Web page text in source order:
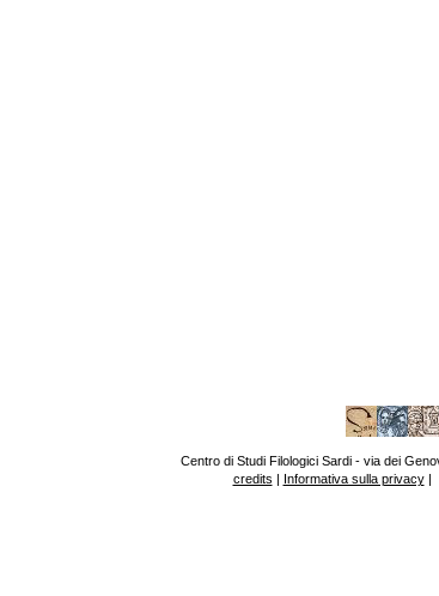
Centro di Studi Filologici Sardi - via dei
credits | Informativa sulla privacy|